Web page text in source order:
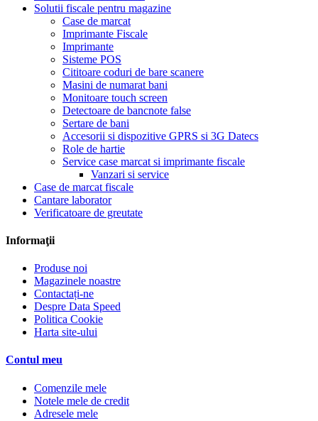
Solutii fiscale pentru magazine
Case de marcat
Imprimante Fiscale
Imprimante
Sisteme POS
Cititoare coduri de bare scanere
Masini de numarat bani
Monitoare touch screen
Detectoare de bancnote false
Sertare de bani
Accesorii si dispozitive GPRS si 3G Datecs
Role de hartie
Service case marcat si imprimante fiscale
Vanzari si service
Case de marcat fiscale
Cantare laborator
Verificatoare de greutate
Informaţii
Produse noi
Magazinele noastre
Contactați-ne
Despre Data Speed
Politica Cookie
Harta site-ului
Contul meu
Comenzile mele
Notele mele de credit
Adresele mele